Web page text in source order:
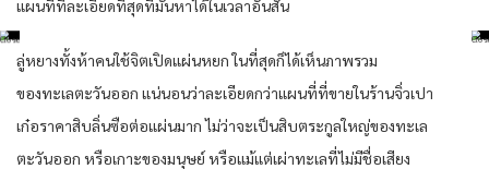
แผนที่ที่ละเอียดที่สุดที่มันหาได้ในเวลาอันสั้น
ลู่หยางทั้งห้าคนใช้จิตเปิดแผ่นหยก ในที่สุดก็ได้เห็นภาพรวม
ของทะเลตะวันออก แน่นอนว่าละเอียดกว่าแผนที่ที่ขายในร้านจิ่วเปา
เก๋อราคาสิบลิ่นซือต่อแผ่นมาก ไม่ว่าจะเป็นสิบตระกูลใหญ่ของทะเล
ตะวันออก หรือเกาะของมนุษย์ หรือแม้แต่เผ่าทะเลที่ไม่มีชื่อเสียง